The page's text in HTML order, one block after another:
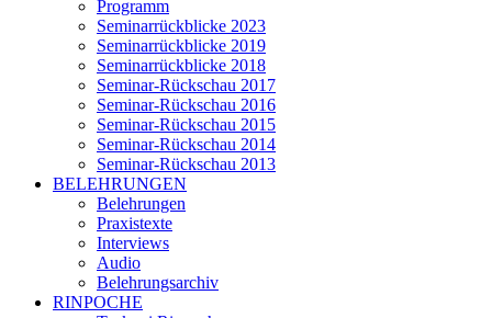
Programm
Seminarrückblicke 2023
Seminarrückblicke 2019
Seminarrückblicke 2018
Seminar-Rückschau 2017
Seminar-Rückschau 2016
Seminar-Rückschau 2015
Seminar-Rückschau 2014
Seminar-Rückschau 2013
BELEHRUNGEN
Belehrungen
Praxistexte
Interviews
Audio
Belehrungsarchiv
RINPOCHE